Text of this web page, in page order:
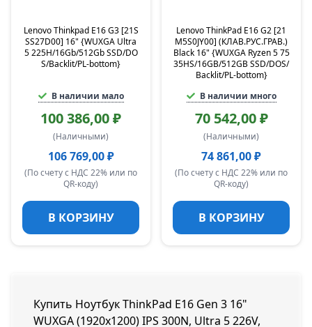
Lenovo Thinkpad E16 G3 [21S
SS27D00] 16" {WUXGA Ultra
5 225H/16Gb/512Gb SSD/DO
S/Backlit/PL-bottom}
В наличии мало
100 386,00 ₽
(Наличными)
106 769,00 ₽
(По счету с НДС 22% или по
QR-коду)
В КОРЗИНУ
Lenovo ThinkPad E16 G2 [21
M5S0JY00] (КЛАВ.РУС.ГРАВ.)
Black 16" {WUXGA Ryzen 5 75
35HS/16GB/512GB SSD/DOS/
Backlit/PL-bottom}
В наличии много
70 542,00 ₽
(Наличными)
74 861,00 ₽
(По счету с НДС 22% или по
QR-коду)
В КОРЗИНУ
Купить Ноутбук ThinkPad E16 Gen 3 16"
WUXGA (1920x1200) IPS 300N, Ultra 5 226V,